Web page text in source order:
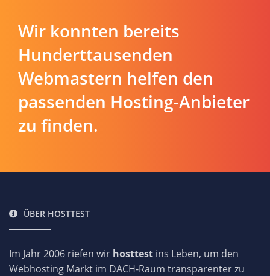
Wir konnten bereits
Hunderttausenden
Webmastern helfen den
passenden Hosting-Anbieter
zu finden.
ÜBER HOSTTEST
Im Jahr 2006 riefen wir hosttest ins Leben, um den
Webhosting Markt im DACH-Raum transparenter zu